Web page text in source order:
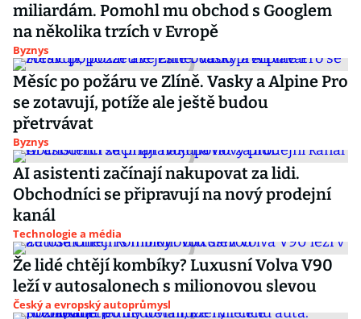
miliardám. Pomohl mu obchod s Googlem
na několika trzích v Evropě
Byznys
Měsíc po požáru ve Zlíně. Vasky a Alpine Pro
se zotavují, potíže ale ještě budou
přetrvávat
Byznys
AI asistenti začínají nakupovat za lidi.
Obchodníci se připravují na nový prodejní
kanál
Technologie a média
Že lidé chtějí kombíky? Luxusní Volva V90
leží v autosalonech s milionovou slevou
Český a evropský autoprůmysl